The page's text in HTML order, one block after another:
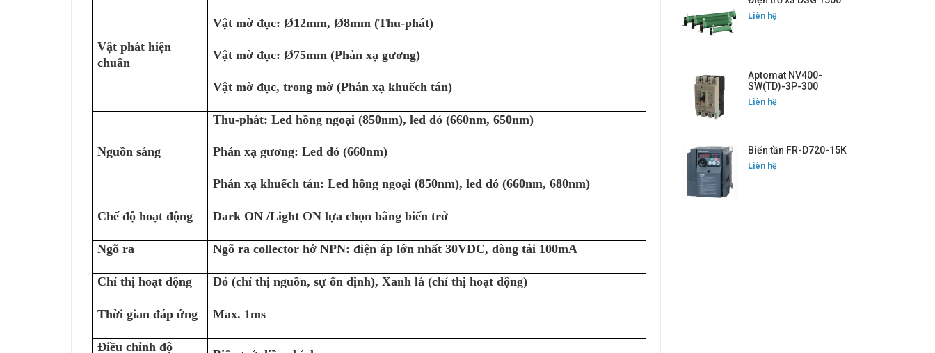
Vật phát hiện
chuẩn
Vật mờ đục: Ø12mm, Ø8mm (Thu-phát)
Vật mờ đục: Ø75mm (Phản xạ gương)
Vật mờ đục, trong mờ (Phản xạ khuếch tán)
Nguồn sáng
Thu-phát: Led hồng ngoại (850nm), led đỏ (660nm, 650nm)
Phản xạ gương: Led đỏ (660nm)
Phản xạ khuếch tán: Led hồng ngoại (850nm), led đỏ (660nm, 680nm)
Chế độ hoạt động Dark ON /Light ON lựa chọn bằng biến trở
Ngõ ra Ngõ ra collector hở NPN: điện áp lớn nhất 30VDC, dòng tải 100mA
Chỉ thị hoạt động Đỏ (chỉ thị nguồn, sự ổn định), Xanh lá (chỉ thị hoạt động)
Thời gian đáp ứng Max. 1ms
Điều chỉnh độ
Liên hệ
Aptomat NV400-
SW(TD)-3P-300
Liên hệ
Biến tần FR-D720-15K
Liên hệ